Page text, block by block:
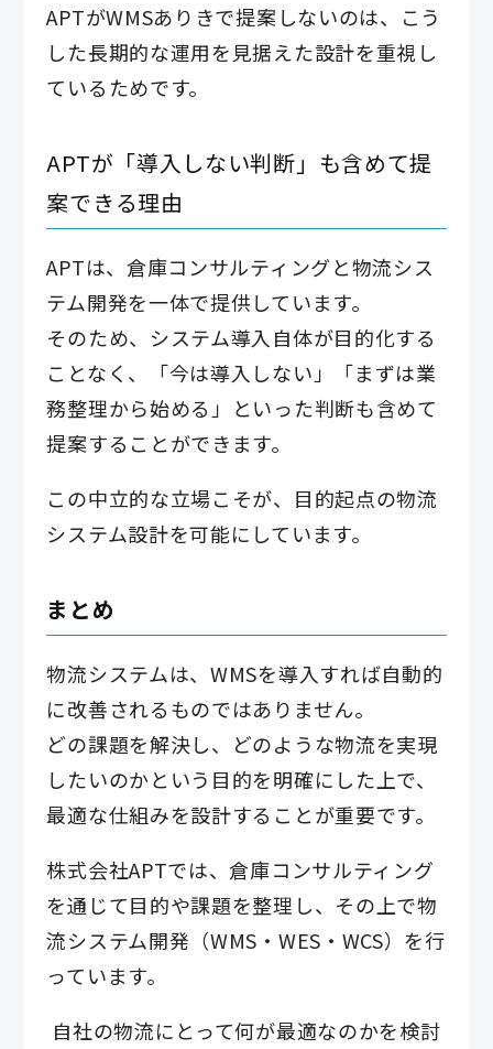
APTがWMSありきで提案しないのは、こう
した長期的な運用を見据えた設計を重視し
ているためです。
APTが「導入しない判断」も含めて提
案できる理由
APTは、倉庫コンサルティングと物流シス
テム開発を一体で提供しています。
そのため、システム導入自体が目的化する
ことなく、「今は導入しない」「まずは業
務整理から始める」といった判断も含めて
提案することができます。
この中立的な立場こそが、目的起点の物流
システム設計を可能にしています。
まとめ
物流システムは、WMSを導入すれば自動的
に改善されるものではありません。
どの課題を解決し、どのような物流を実現
したいのかという目的を明確にした上で、
最適な仕組みを設計することが重要です。
株式会社APTでは、倉庫コンサルティング
を通じて目的や課題を整理し、その上で物
流システム開発（WMS・WES・WCS）を行
っています。
自社の物流にとって何が最適なのかを検討